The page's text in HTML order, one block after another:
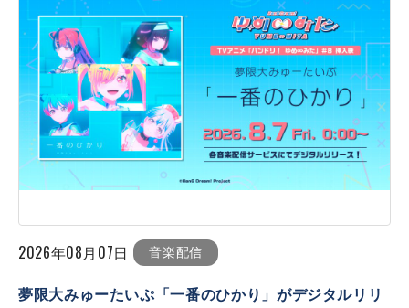
2026年08月07日 音楽配信
夢限大みゅーたいぷ「一番のひかり」がデジタルリリ